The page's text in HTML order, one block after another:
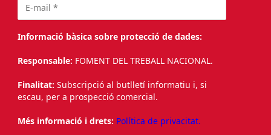
Informació bàsica sobre protecció de dades:
Responsable: FOMENT DEL TREBALL NACIONAL.
Finalitat: Subscripció al butlletí informatiu i, si
escau, per a prospecció comercial.
Més informació i drets: Política de privacitat.